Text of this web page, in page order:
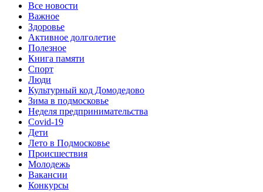
Все новости
Важное
Здоровье
Активное долголетие
Полезное
Книга памяти
Спорт
Люди
Культурный код Домодедово
Зима в подмосковье
Неделя предпринимательства
Covid-19
Дети
Лето в Подмосковье
Происшествия
Молодежь
Вакансии
Конкурсы